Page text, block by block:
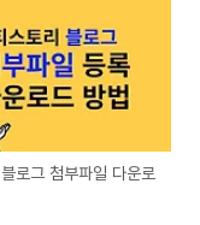
로그 첨부파일 다운로